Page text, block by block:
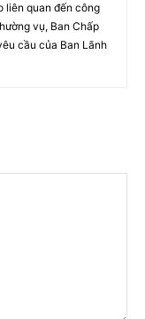
liên quan đến công
vụ, Ban Chấp
cầu của Ban Lãnh